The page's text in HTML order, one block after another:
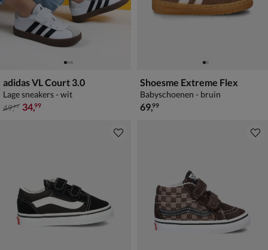
adidas VL Court 3.0
Lage sneakers - wit
van € 49,99 voor € 34,99
49,99 34,99
Shoesme Extreme Flex
Babyschoenen - bruin
€ 69,99
69,99